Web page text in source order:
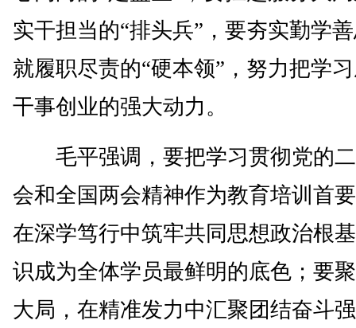
实干担当的“排头兵”，要夯实勤学
就履职尽责的“硬本领”，努力把学
干事创业的强大动力。
毛平强调，要把学习贯彻党的二
会和全国两会精神作为教育培训首
在深学笃行中筑牢共同思想政治根
识成为全体学员最鲜明的底色；要
大局，在精准发力中汇聚团结奋斗